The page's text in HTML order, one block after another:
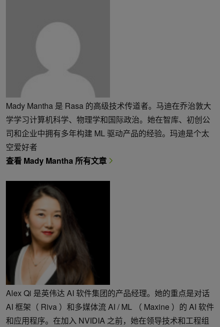
Mady Mantha 是 Rasa 的高级技术传道者。马迪在乔治敦大
学学习计算机科学、物理学和国际政治。她在智库、初创公
司和企业中拥有多年构建 ML 驱动产品的经验。玛迪是个太
空爱好者
查看 Mady Mantha 所有文章
Alex Qi 是英伟达 AI 软件集团的产品经理。她的重点是对话
AI 框架（ Riva ）和多媒体流 AI / ML （ Maxine ）的 AI 软件
和应用程序。在加入 NVIDIA 之前，她在领导技术和工程组